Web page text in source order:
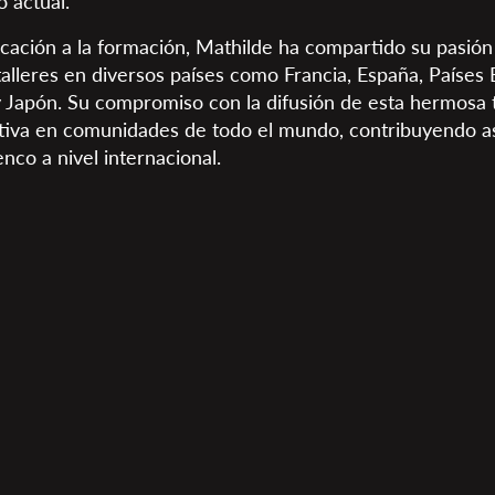
a la formación, Mathilde ha compartido su
en diversos países como Francia, España, Países
Japón. Su compromiso con la difusión de esta
en comunidades de todo el mundo, contribuyendo
a nivel internacional.